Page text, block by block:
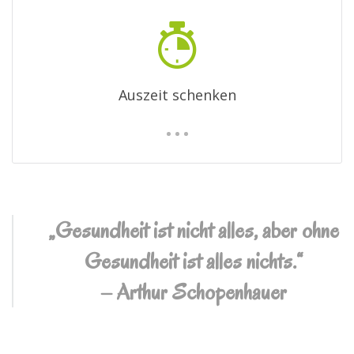
Auszeit schenken
„Gesundheit ist nicht alles, aber ohne
Gesundheit ist alles nichts.“
– Arthur Schopenhauer